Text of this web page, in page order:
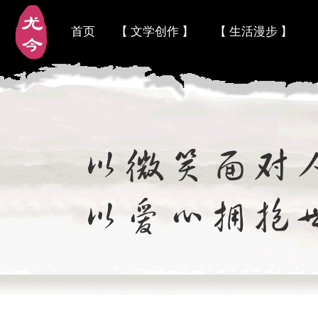
首页 【 文学创作 】 【 生活漫步 】